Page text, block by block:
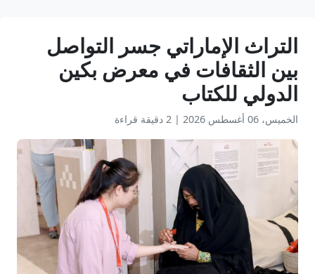
التراث الإماراتي جسر التواصل
بين الثقافات في معرض بكين
الدولي للكتاب
الخميس، 06 أغسطس 2026 | 2 دقيقة قراءة